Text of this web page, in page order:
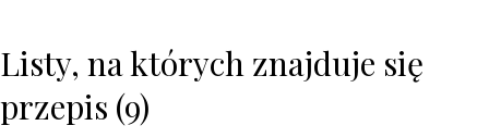
Listy, na których znajduje się
przepis (9)